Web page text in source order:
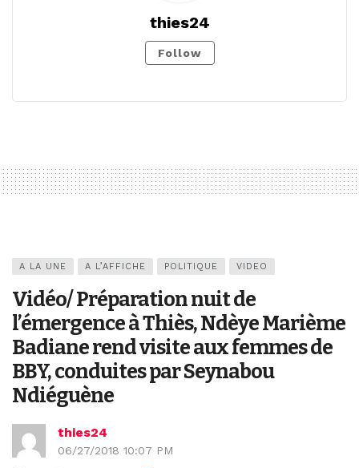
thies24
Follow
A LA UNE A L’AFFICHE POLITIQUE VIDEO
Vidéo/ Préparation nuit de
l’émergence à Thiès, Ndèye Marième
Badiane rend visite aux femmes de
BBY, conduites par Seynabou
Ndiéguène
thies24
06/27/2018 10:07 PM